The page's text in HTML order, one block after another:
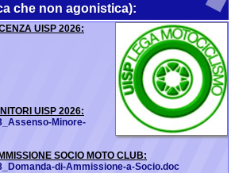
che non agonistica):
UISP 2026:
UISP 2026:
Minore-
SOCIO MOTO CLUB:
di-Ammissione-a-Socio.doc